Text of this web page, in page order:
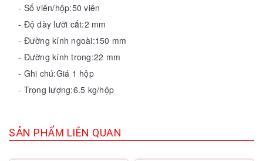
- Số viên/hộp:50 viên
- Độ dày lưỡi cắt:2 mm
- Đường kính ngoài:150 mm
- Đường kính trong:22 mm
- Ghi chú:Giá 1 hộp
- Trọng lượng:6.5 kg/hộp
SẢN PHẨM LIÊN QUAN